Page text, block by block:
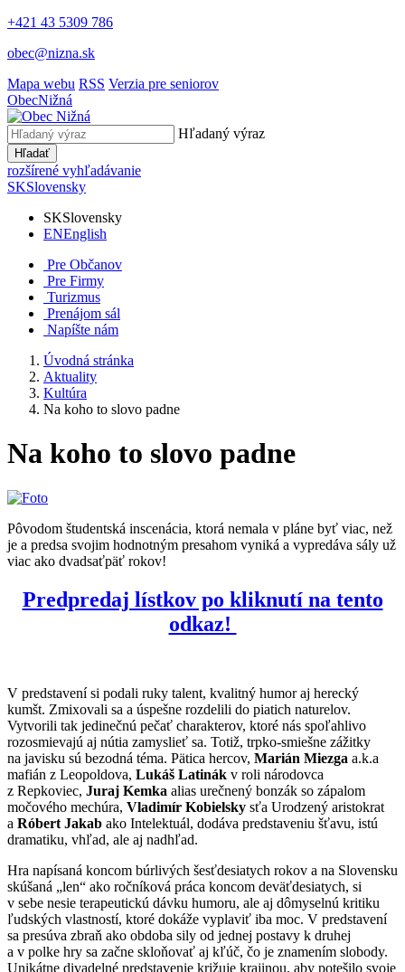
+421 43 5309 786
obec@nizna.sk
Mapa webu RSS Verzia pre seniorov
ObecNižná
Hľadaný výraz
Hľadať
rozšírené vyhľadávanie
SKSlovensky
SKSlovensky
ENEnglish
Pre Občanov
Pre Firmy
Turizmus
Prenájom sál
Napíšte nám
Úvodná stránka
Aktuality
Kultúra
Na koho to slovo padne
Na koho to slovo padne
Pôvodom študentská inscenácia, ktorá nemala v pláne byť viac, než
je a predsa svojim hodnotným presahom vyniká a vypredáva sály už
viac ako dvadsaťpäť rokov!
Predpredaj lístkov po kliknutí na tento
odkaz!
V predstavení si podali ruky talent, kvalitný humor aj herecký
kumšt. Zmixovali sa a úspešne rozdelili do piatich naturelov.
Vytvorili tak jedinečnú pečať charakterov, ktoré nás spoľahlivo
rozosmievajú aj nútia zamyslieť sa. Totiž, trpko-smiešne zážitky
na javisku sú bezodná téma. Pätica hercov, Marián Miezga a.k.a
mafián z Leopoldova, Lukáš Latinák v roli národovca
z Repkoviec, Juraj Kemka alias urečnený bonzák so zápalom
močového mechúra, Vladimír Kobielsky sťa Urodzený aristokrat
a Róbert Jakab ako Intelektuál, dodáva predstaveniu šťavu, istú
dramatiku, vhľad, ale aj nadhľad.
Hra napísaná koncom búrlivých šesťdesiatych rokov a na Slovensku
skúšaná „len“ ako ročníková práca koncom deväťdesiatych, si
v sebe nesie terapeutickú dávku humoru, ale aj dômyselnú kritiku
ľudských vlastností, ktoré dokáže vyplaviť iba moc. V predstavení
sa presúva zbraň ako obdoba sily od jednej postavy k druhej
a v polke hry sa začne skloňovať aj kľúč, čo je znamením slobody.
Unikátne divadelné predstavenie križuje krajinou, aby potešilo svoje